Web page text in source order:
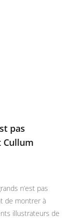
pas
Cullum
n’est pas
de montrer à
illustrateurs de